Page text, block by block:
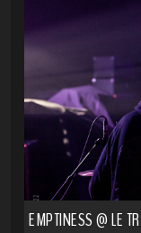
EMPTINESS @ LE